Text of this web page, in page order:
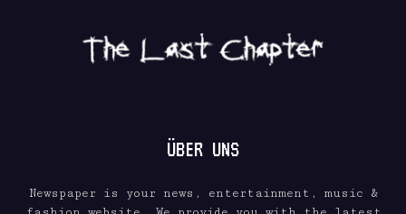
ÜBER UNS
Newspaper is your news, entertainment, music &